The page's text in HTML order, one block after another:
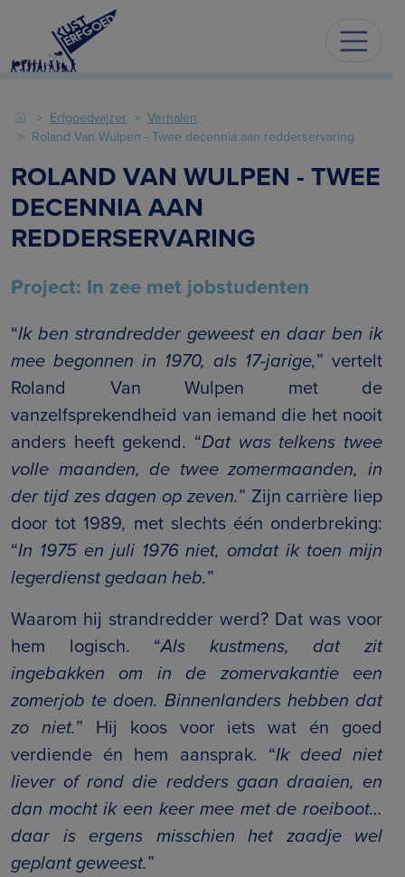
Erfgoedwijzer
Verhalen
Roland Van Wulpen - Twee decennia aan redderservaring
ROLAND VAN WULPEN - TWEE
DECENNIA AAN
REDDERSERVARING
Project: In zee met jobstudenten
“Ik ben strandredder geweest en daar ben ik
mee begonnen in 1970, als 17-jarige,” vertelt
Roland Van Wulpen met de
vanzelfsprekendheid van iemand die het nooit
anders heeft gekend. “Dat was telkens twee
volle maanden, de twee zomermaanden, in
der tijd zes dagen op zeven.” Zijn carrière liep
door tot 1989, met slechts één onderbreking:
“In 1975 en juli 1976 niet, omdat ik toen mijn
legerdienst gedaan heb.”
Waarom hij strandredder werd? Dat was voor
hem logisch. “Als kustmens, dat zit
ingebakken om in de zomervakantie een
zomerjob te doen. Binnenlanders hebben dat
zo niet.” Hij koos voor iets wat én goed
verdiende én hem aansprak. “Ik deed niet
liever of rond die redders gaan draaien, en
dan mocht ik een keer mee met de roeiboot…
daar is ergens misschien het zaadje wel
geplant geweest.”